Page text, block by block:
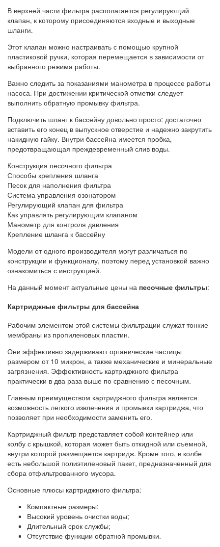
В верхней части фильтра располагается регулирующий
клапан, к которому присоединяются входные и выходные
шланги.
Этот клапан можно настраивать с помощью крупной
пластиковой ручки, которая перемещается в зависимости от
выбранного режима работы.
Важно следить за показаниями манометра в процессе работы
насоса. При достижении критической отметки следует
выполнить обратную промывку фильтра.
Подключить шланг к бассейну довольно просто: достаточно
вставить его конец в выпускное отверстие и надежно закрутить
накидную гайку. Внутри бассейна имеется пробка,
предотвращающая преждевременный слив воды.
Конструкция песочного фильтра
Способы крепления шланга
Песок для наполнения фильтра
Система управления озонатором
Регулирующий клапан для фильтра
Как управлять регулирующим клапаном
Манометр для контроля давления
Крепление шланга к бассейну
Модели от одного производителя могут различаться по
конструкции и функционалу, поэтому перед установкой важно
ознакомиться с инструкцией.
На данный момент актуальные цены на песочные фильтры:
Картриджные фильтры для бассейна
Рабочим элементом этой системы фильтрации служат тонкие
мембраны из пропиленовых пластин.
Они эффективно задерживают органические частицы
размером от 10 микрон, а также механические и минеральные
загрязнения. Эффективность картриджного фильтра
практически в два раза выше по сравнению с песочным.
Главным преимуществом картриджного фильтра является
возможность легкого извлечения и промывки картриджа, что
позволяет при необходимости заменить его.
Картриджный фильтр представляет собой контейнер или
колбу с крышкой, которая может быть откидной или съемной,
внутри которой размещается картридж. Кроме того, в колбе
есть небольшой полиэтиленовый пакет, предназначенный для
сбора отфильтрованного мусора.
Основные плюсы картриджного фильтра:
Компактные размеры;
Высокий уровень очистки воды;
Длительный срок службы;
Отсутствие функции обратной промывки.